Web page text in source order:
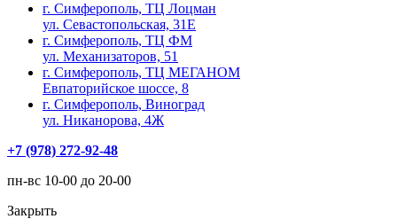
г. Симферополь, ТЦ Лоцман
ул. Севастопольская, 31Е
г. Симферополь, ТЦ ФМ
ул. Механизаторов, 51
г. Симферополь, ТЦ МЕГАНОМ
Евпаторийское шоссе, 8
г. Симферополь, Виноград
ул. Никанорова, 4Ж
+7 (978) 272-92-48
пн-вс 10-00 до 20-00
Закрыть